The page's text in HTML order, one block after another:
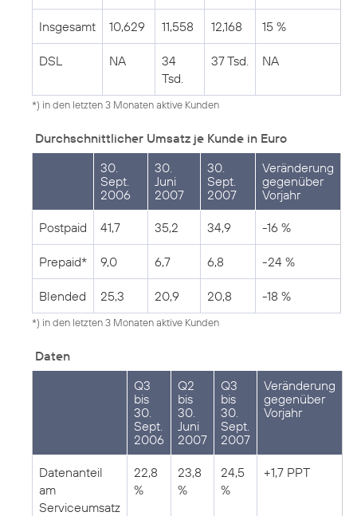
Insgesamt 10,629 11,558 12,168 15 %
DSL NA
34
Tsd.
37 Tsd. NA
*) in den letzten 3 Monaten aktive Kunden
Durchschnittlicher Umsatz je Kunde in Euro
30.
Sept.
2006
30.
Juni
2007
30.
Sept.
2007
Veränderung
gegenüber
Vorjahr
Postpaid 41,7 35,2 34,9 -16 %
Prepaid* 9,0 6,7 6,8 -24 %
Blended 25,3 20,9 20,8 -18 %
*) in den letzten 3 Monaten aktive Kunden
Daten
Q3
bis
30.
Sept.
2006
Q2
bis
30.
Juni
2007
Q3
bis
30.
Sept.
2007
Veränderung
gegenüber
Vorjahr
Datenanteil
am
Serviceumsatz
22,8
%
23,8
%
24,5
%
+1,7 PPT